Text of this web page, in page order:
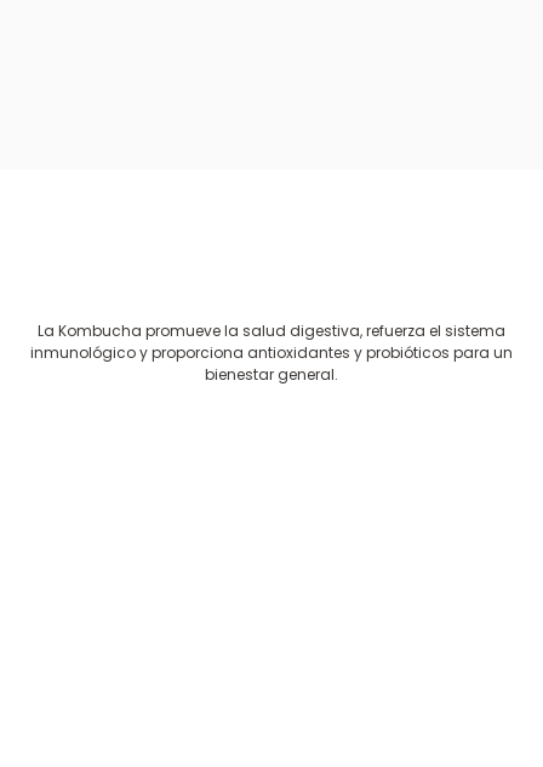
La Kombucha promueve la salud digestiva, refuerza el sistema
inmunológico y proporciona antioxidantes y probióticos para un
bienestar general.